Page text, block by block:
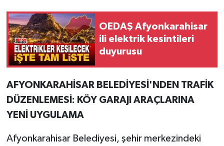
OEDAŞ Afyonkarahisar
ili elektrik kesintileri
duyurusu
AFYONKARAHİSAR BELEDİYESİ'NDEN TRAFİK
DÜZENLEMESİ: KÖY GARAJI ARAÇLARINA
YENİ UYGULAMA
Afyonkarahisar Belediyesi, şehir merkezindeki